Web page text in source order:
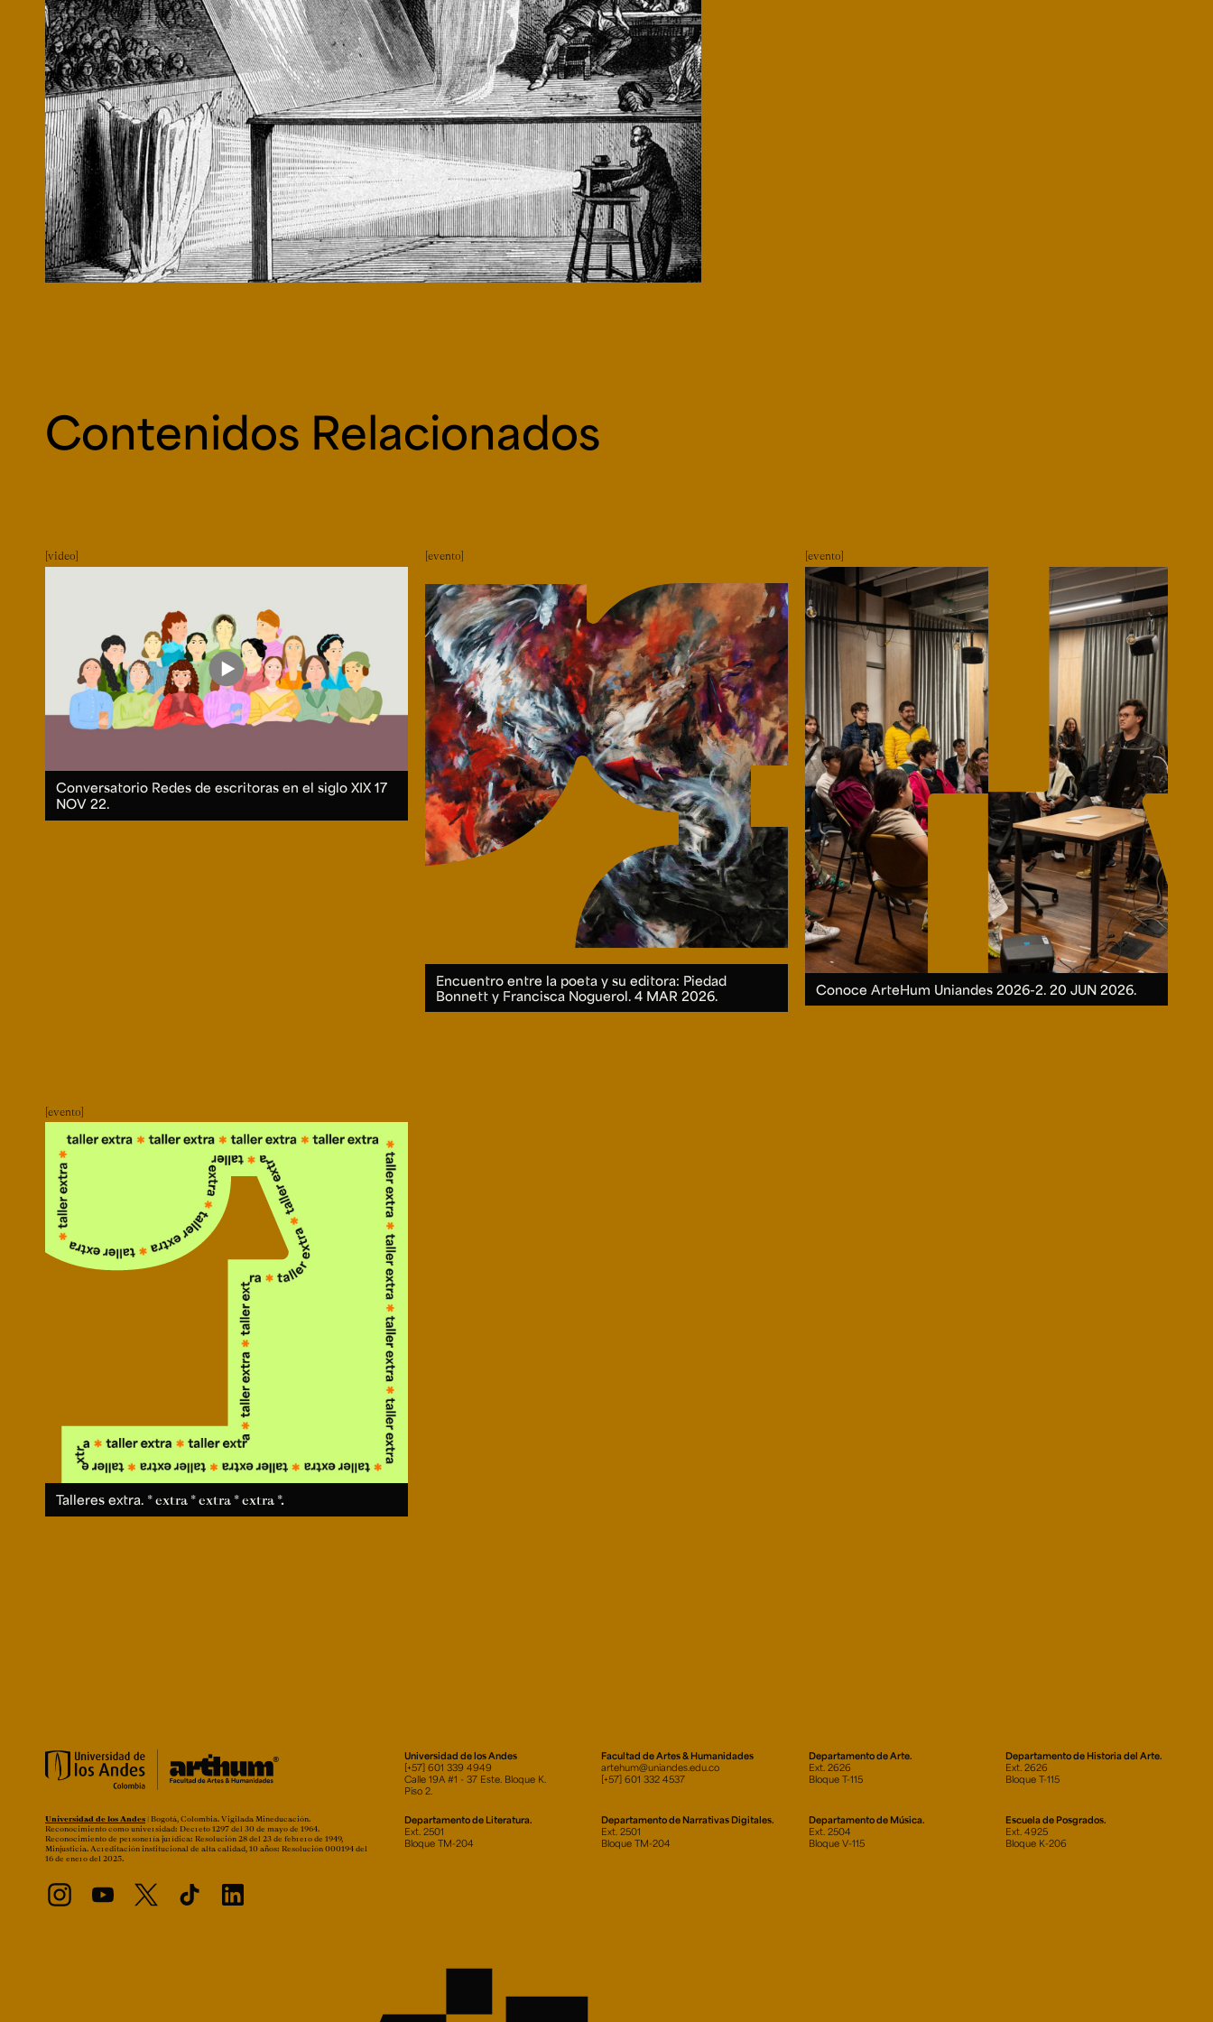
Contenidos Relacionados
video
Conversatorio Redes de escritoras en el siglo XIX 17
NOV 22.
evento
Encuentro entre la poeta y su editora: Piedad
Bonnett y Francisca Noguerol.4 MAR 2026.
evento
Conoce ArteHum Uniandes 2026-2.20 JUN 2026.
evento
Talleres extra. * extra * extra * extra *.
Universidad de los Andes
[+57] 601 339 4949
Calle 19A #1 - 37 Este. Bloque K.
Piso 2.
Facultad de Artes & Humanidades
artehum@uniandes.edu.co
[+57] 601 332 4537
Departamento de Arte.
Ext. 2626
Bloque T-115
Departamento de Historia del Arte.
Ext. 2626
Bloque T-115
Departamento de Literatura.
Ext. 2501
Bloque TM-204
Departamento de Narrativas Digitales.
Ext. 2501
Bloque TM-204
Departamento de Música.
Ext. 2504
Bloque V-115
Escuela de Posgrados.
Ext. 4925
Bloque K-206
Universidad de los Andes | Bogotá, Colombia. Vigilada Mineducación.
Reconocimiento como universidad: Decreto 1297 del 30 de mayo de 1964.
Reconocimiento de personería jurídica: Resolución 28 del 23 de febrero de 1949,
Minjusticia. Acreditación institucional de alta calidad, 10 años: Resolución 000194 del
16 de enero del 2025.